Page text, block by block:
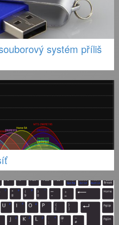
systém příliš